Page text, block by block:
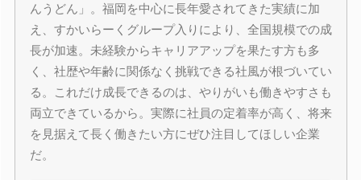
んうどん」。福岡を中心に長年愛されてきた実績に加
え、すかいらーくグループ入りにより、全国規模での成
長が加速。未経験からキャリアアップを果たす方も多
く、社歴や年齢に関係なく挑戦できる社風が根づいてい
る。これだけ成長できるのは、やりがいも働きやすさも
両立できているから。実際に社員の定着率が高く、将来
を見据えて長く働きたい方にぜひ注目してほしい企業
だ。